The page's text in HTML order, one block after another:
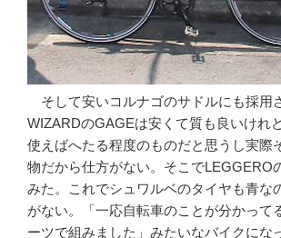
そして安いコルナゴのサドルにも採用
WIZARDのGAGEは安くて質も良いけれ
使えばへたる程度のものだと思うし実際
物だから仕方がない。そこでLEGGERO
みた。これでシュワルベのタイヤも青な
がない。「一応自転車のことが分かって
ーツで組みました」みたいなバイクにな